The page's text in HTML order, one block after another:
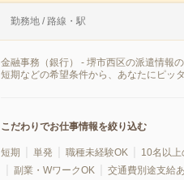
勤務地 / 路線・駅
金融事務（銀行） - 堺市西区の派遣情報
短期などの希望条件から、あなたにピッ
こだわりでお仕事情報を絞り込む
短期 単発 職種未経験OK 10名以上
副業・WワークOK
交通費別途支給